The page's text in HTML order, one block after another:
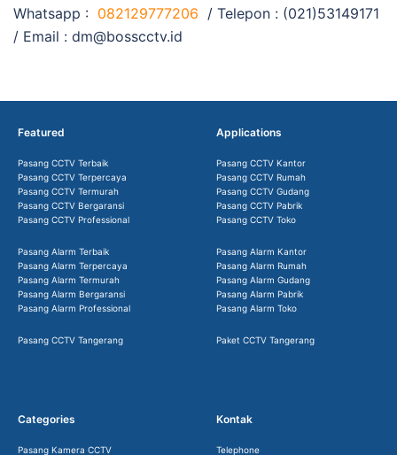
Whatsapp : 082129777206 / Telepon : (021)53149171
/ Email : dm@bosscctv.id
Featured
Pasang CCTV Terbaik
Pasang CCTV Terpercaya
Pasang CCTV Termurah
Pasang CCTV Bergaransi
Pasang CCTV Professional
Pasang Alarm Terbaik
Pasang Alarm Terpercaya
Pasang Alarm Termurah
Pasang Alarm Bergaransi
Pasang Alarm Professional
Pasang CCTV Tangerang
Applications
Pasang CCTV Kantor
Pasang CCTV Rumah
Pasang CCTV Gudang
Pasang CCTV Pabrik
Pasang CCTV Toko
Pasang Alarm Kantor
Pasang Alarm Rumah
Pasang Alarm Gudang
Pasang Alarm Pabrik
Pasang Alarm Toko
Paket CCTV Tangerang
Categories
Pasang Kamera CCTV
Kontak
Telephone